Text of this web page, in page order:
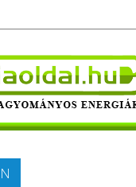
hagyományos